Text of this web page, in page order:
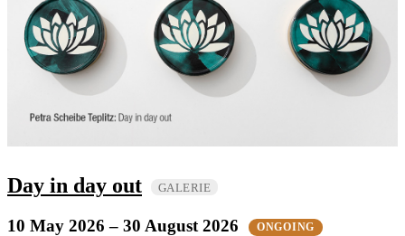
Day in day out GALERIE
10 May 2026 – 30 August 2026 ONGOING